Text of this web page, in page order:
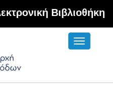
Βιβλιοθήκη
Toggle